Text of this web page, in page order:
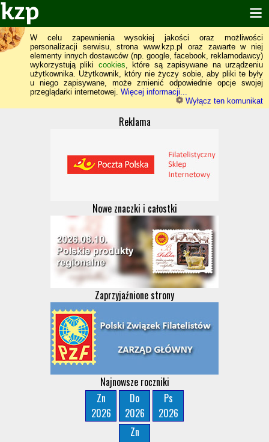
W celu zapewnienia wysokiej jakości oraz możliwości
personalizacji serwisu, strona www.kzp.pl oraz zawarte w niej
elementy innych dostawców (np. google, facebook, reklamodawcy)
wykorzystują pliki cookies, które są zapisywane na urządzeniu
użytkownika. Użytkownik, który nie życzy sobie, aby pliki te były
u niego zapisywane, może zmienić odpowiednie opcje swojej
przeglądarki internetowej. Więcej informacji...
Wyłącz ten komunikat
Reklama
Nowe znaczki i całostki
Zaprzyjaźnione strony
Najnowsze roczniki
Zn
2026
Do
2026
Ps
2026
Zn